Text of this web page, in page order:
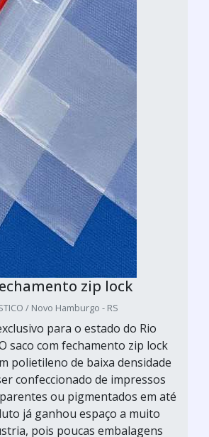
zip lock
/ Novo Hamburgo - RS
para o estado do Rio
saco com fechamento zip lock
polietileno de baixa densidade
confeccionado de impressos
ou pigmentados em até
já ganhou espaço a muito
pois poucas embalagens